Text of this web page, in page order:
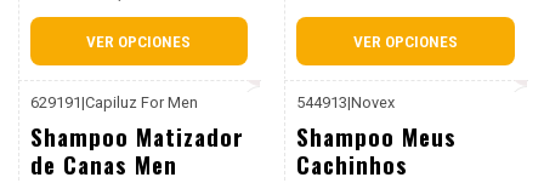
VER OPCIONES VER OPCIONES
629191|Capiluz For Men
Shampoo Matizador
de Canas Men
544913|Novex
Shampoo Meus
Cachinhos